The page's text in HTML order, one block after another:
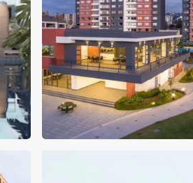
2 parqueos
APARTAMENTO
Q 1,300,000
Cuotas desde Q 8,374*
CENTRICO MADRID 2
CENTRICO
2 dormitorios 1 baño 1 parqueo